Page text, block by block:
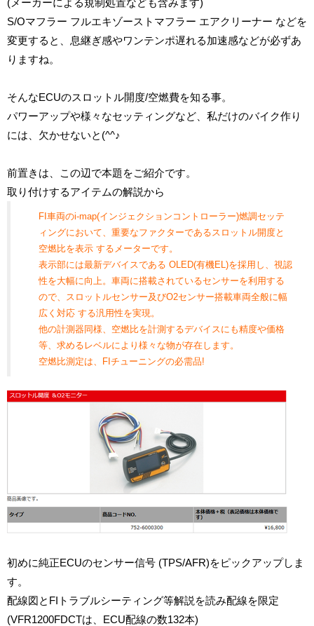
S/Oマフラー フルエキゾーストマフラー エアクリーナー などを
変更すると、息継ぎ感やワンテンポ遅れる加速感などが必ずあ
りますね。
そんなECUのスロットル開度/空燃費を知る事。
パワーアップや様々なセッティングなど、私だけのバイク作り
には、欠かせないと(^^♪
前置きは、この辺で本題をご紹介です。
取り付けするアイテムの解説から
FI車両のi-map(インジェクションコントローラー)燃調セッテ
ィングにおいて、重要なファクターであるスロットル開度と
空燃比を表示 するメーターです。
表示部には最新デバイスである OLED(有機EL)を採用し、視認
性を大幅に向上。車両に搭載されているセンサーを利用する
ので、スロットルセンサー及びO2センサー搭載車両全般に幅
広く対応 する汎用性を実現。
他の計測器同様、空燃比を計測するデバイスにも精度や価格
等、求めるレベルにより様々な物が存在します。
空燃比測定は、FIチューニングの必需品!
初めに純正ECUのセンサー信号 (TPS/AFR)をピックアップしま
す。
配線図とFIトラブルシーティング等解説を読み配線を限定
(VFR1200FDCTは、ECU配線の数132本)